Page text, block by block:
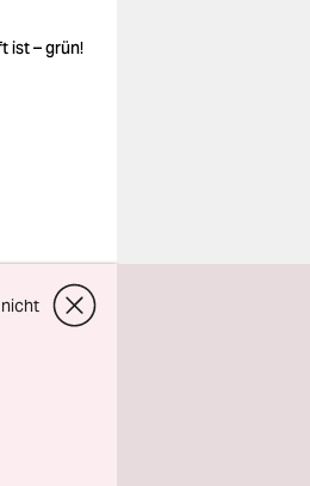
ist – grün!